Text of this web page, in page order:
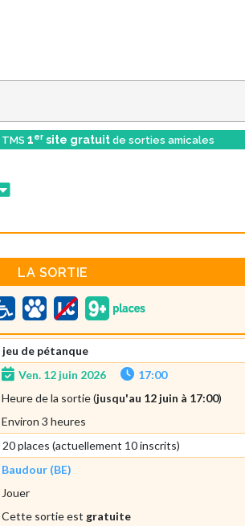
1er site gratuit de sorties amicales
LA SORTIE
jeu de pétanque
Ven. 12 juin 2026
17:00
Heure de la sortie (jusqu'au 12 juin à 17:00)
Environ 3 heures
20 places (actuellement 10 inscrits)
Baudour (BE)
Jouer
Cette sortie est gratuite